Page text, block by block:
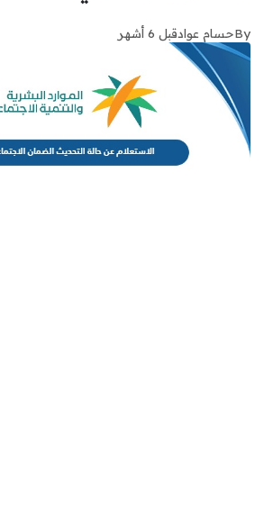
Byحسام عوادقبل 6 أشهر